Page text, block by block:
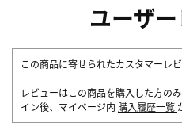
ユーザ
この商品に寄せられたカスタマーレ
レビューはこの商品を購入した方の
イン後、マイページ内 購入履歴一覧